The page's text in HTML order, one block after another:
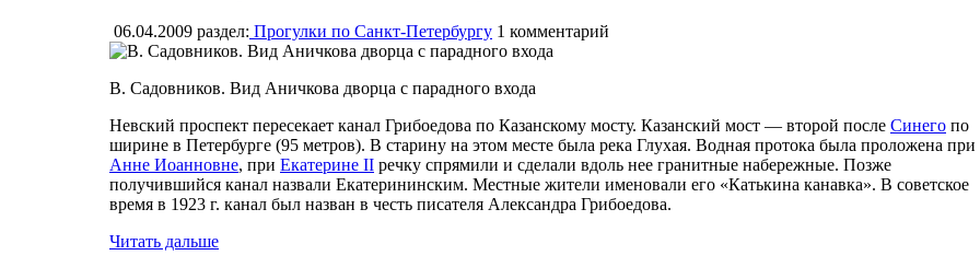
06.04.2009 раздел: Прогулки по Санкт-Петербургу 1 комментарий
В. Садовников. Вид Аничкова дворца с парадного входа
Невский проспект пересекает канал Грибоедова по Казанскому мосту. Казанский мост — второй после Синего по
ширине в Петербурге (95 метров). В старину на этом месте была река Глухая. Водная протока была проложена при
Анне Иоанновне, при Екатерине II речку спрямили и сделали вдоль нее гранитные набережные. Позже
получившийся канал назвали Екатерининским. Местные жители именовали его «Катькина канавка». В советское
время в 1923 г. канал был назван в честь писателя Александра Грибоедова.
Читать дальше